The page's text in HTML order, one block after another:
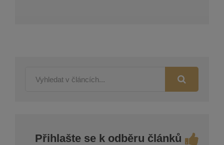
Přihlašte se k odběru článků